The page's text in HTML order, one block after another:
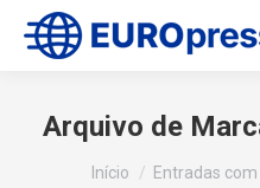
Arquivo de
Você está aqui:
Início Entradas